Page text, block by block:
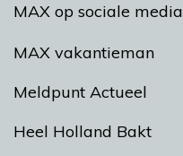
MAX op sociale media
MAX vakantieman
Meldpunt Actueel
Heel Holland Bakt